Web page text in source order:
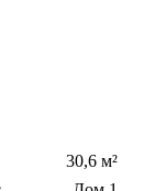
30,6 м²